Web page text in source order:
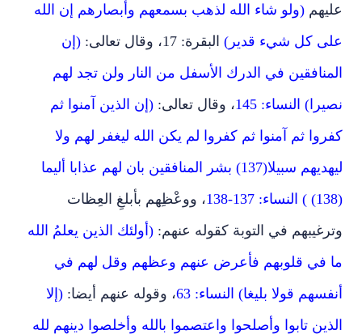
عليهم (ولو شاء الله لذهب بسمعهم وأبصارهم إن الله
على كل شيء قدير) البقرة: 17، وقال تعالى:
(إن
المنافقين في الدرك الأسفل من النار ولن تجد لهم
نصيرا) النساء: 145
، وقال تعالى: (إن الذين آمنوا ثم
كفروا ثم آمنوا ثم كفروا لم يكن الله ليغفر لهم ولا
ليهديهم سبيلا(137) بشر المنافقين بان لهم عذابا أليما
(138) ) النساء: 137-138
، ووعْظِهم بأبلغِ العِظات
وترغيبهم في التوبة كقوله عنهم: (أولئك الذين يعلمُ الله
ما في قلوبهم فأعرض عنهم وعظهم وقل لهم في
أنفسهم قولا بليغا) النساء: 63
، وقوله عنهم أيضا: (إلا
الذين تابوا وأصلحوا واعتصموا بالله وأخلصوا دينهم لله